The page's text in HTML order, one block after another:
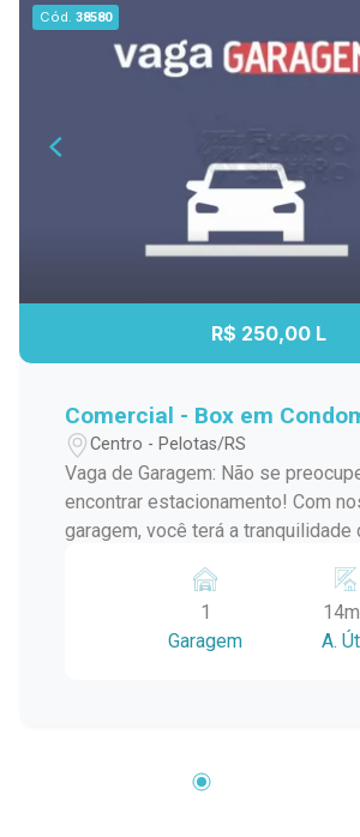
Cód.38580
R$ 250,00 L
Comercial - Box em
Centro - Pelotas/RS
Vaga de Garagem: Não se
encontrar estacionamento! Com
garagem, você terá a tranquilidade
seguro em nosso condomínio. Localização
Privilegiada: Situado na Rua Santa
à renomada Universidade Católica
1
Garagem
A.